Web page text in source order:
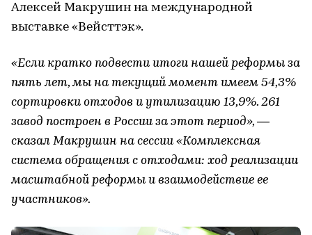
Алексей Макрушин на международной
выставке «Вейсттэк».
«Если кратко подвести итоги нашей реформы за
пять лет, мы на текущий момент имеем 54,3%
сортировки отходов и утилизацию 13,9%. 261
завод построен в России за этот период», —
сказал Макрушин на сессии «Комплексная
система обращения с отходами: ход реализации
масштабной реформы и взаимодействие ее
участников».